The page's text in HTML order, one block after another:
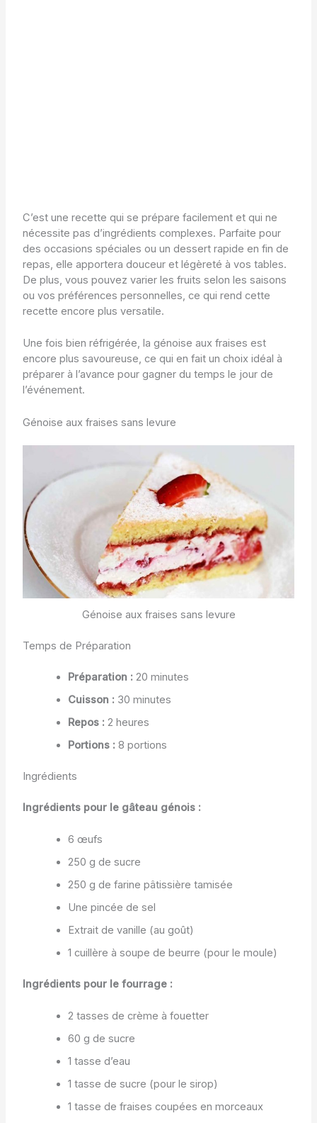
C’est une recette qui se prépare facilement et qui ne
nécessite pas d’ingrédients complexes. Parfaite pour
des occasions spéciales ou un dessert rapide en fin de
repas, elle apportera douceur et légèreté à vos tables.
De plus, vous pouvez varier les fruits selon les saisons
ou vos préférences personnelles, ce qui rend cette
recette encore plus versatile.
Une fois bien réfrigérée, la génoise aux fraises est
encore plus savoureuse, ce qui en fait un choix idéal à
préparer à l’avance pour gagner du temps le jour de
l’événement.
Génoise aux fraises sans levure
Génoise aux fraises sans levure
Temps de Préparation
Préparation : 20 minutes
Cuisson : 30 minutes
Repos : 2 heures
Portions : 8 portions
Ingrédients
Ingrédients pour le gâteau génois :
6 œufs
250 g de sucre
250 g de farine pâtissière tamisée
Une pincée de sel
Extrait de vanille (au goût)
1 cuillère à soupe de beurre (pour le moule)
Ingrédients pour le fourrage :
2 tasses de crème à fouetter
60 g de sucre
1 tasse d’eau
1 tasse de sucre (pour le sirop)
1 tasse de fraises coupées en morceaux